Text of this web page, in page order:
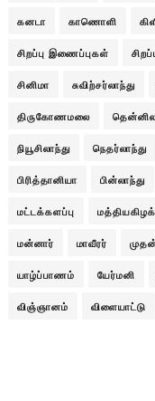
கனடா காணொளி
சிறப்பு இணைப்புகள்
சினிமா சுவிற்சர்லாந்து
திருகோணமலை
நியூசிலாந்து நெதர்லாந்து
பிரித்தானியா பின்லாந்து
மட்டக்களப்பு
மன்னார் மாவீரர்
யாழ்ப்பாணம் யேர்மனி
விஞ்ஞானம் விளையாட்டு